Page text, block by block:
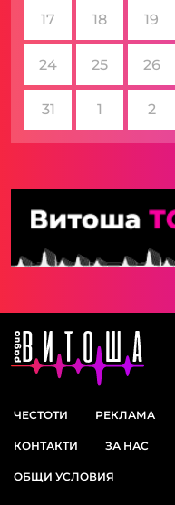
17 18 19
24 25 26
31 1 2
ЧЕСТОТИ РЕКЛАМА
КОНТАКТИ ЗА НАС
ОБЩИ УСЛОВИЯ